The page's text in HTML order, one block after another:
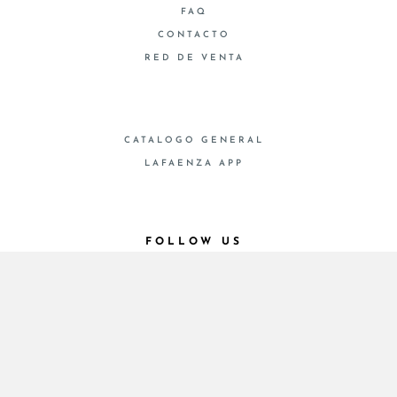
FAQ
CONTACTO
RED DE VENTA
CATALOGO GENERAL
LAFAENZA APP
FOLLOW US